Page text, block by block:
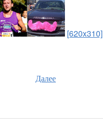
[620x310]
Далее